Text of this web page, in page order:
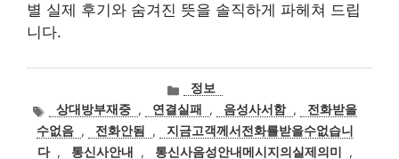
별 실제 후기와 숨겨진 뜻을 솔직하게 파헤쳐 드립
니다.
카
테
고
리
정보
태
그
상대방부재중 , 연결실패 , 음성사서함 ,
전화받을
수없음 , 전화안됨 ,
지금고객께서전화를받을수없습니
다 , 통신사안내 , 통신사음성안내메시지의실제의미
,